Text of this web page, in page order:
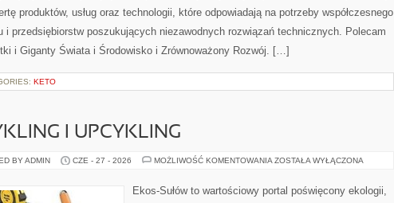
produktów, usług oraz technologii, które odpowiadają na potrzeby współczesnego
i przedsiębiorstw poszukujących niezawodnych rozwiązań technicznych. Polecam
i Giganty Świata i Środowisko i Zrównoważony Rozwój. […]
KETO
I UPCYKLING
BY ADMIN CZE - 27 - 2026 MOŻLIWOŚĆ KOMENTOWANIA RECYKLING
ZOSTAŁA WYŁĄCZONA
Ekos-Sułów to wartościowy portal poświęcony ekologii,